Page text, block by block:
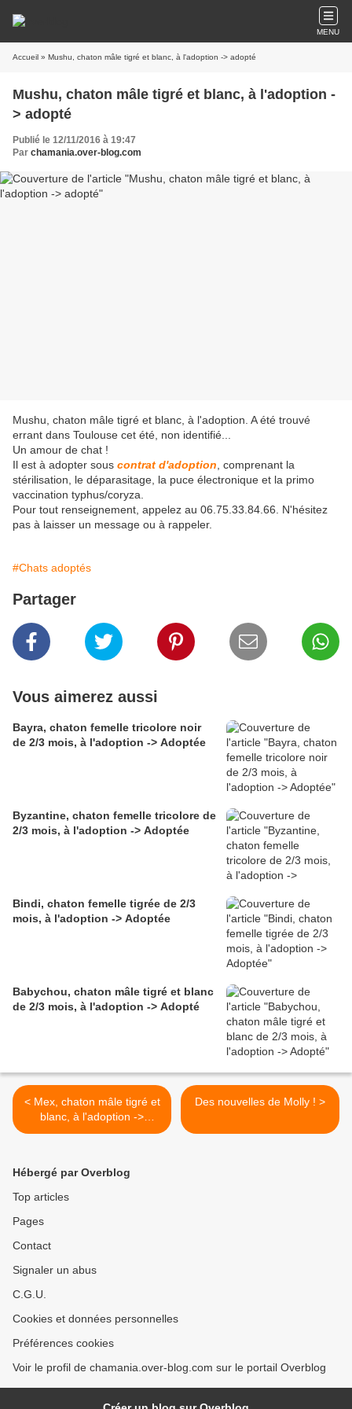
MENU
Accueil » Mushu, chaton mâle tigré et blanc, à l'adoption -> adopté
Mushu, chaton mâle tigré et blanc, à l'adoption -
> adopté
Publié le 12/11/2016 à 19:47
Par chamania.over-blog.com
Mushu, chaton mâle tigré et blanc, à l'adoption. A été trouvé
errant dans Toulouse cet été, non identifié...
Un amour de chat !
Il est à adopter sous contrat d'adoption , comprenant la
stérilisation, le déparasitage, la puce électronique et la primo
vaccination typhus/coryza.
Pour tout renseignement, appelez au 06.75.33.84.66. N'hésitez
pas à laisser un message ou à rappeler.
#Chats adoptés
Partager
Vous aimerez aussi
Bayra, chaton femelle tricolore noir
de 2/3 mois, à l'adoption -> Adoptée
Byzantine, chaton femelle tricolore de
2/3 mois, à l'adoption -> Adoptée
Bindi, chaton femelle tigrée de 2/3
mois, à l'adoption -> Adoptée
Babychou, chaton mâle tigré et blanc
de 2/3 mois, à l'adoption -> Adopté
< Mex, chaton mâle tigré et
blanc, à l'adoption ->
adopté
Des nouvelles de Molly ! >
Hébergé par Overblog
Top articles
Pages
Contact
Signaler un abus
C.G.U.
Cookies et données personnelles
Préférences cookies
Voir le profil de chamania.over-blog.com sur le portail Overblog